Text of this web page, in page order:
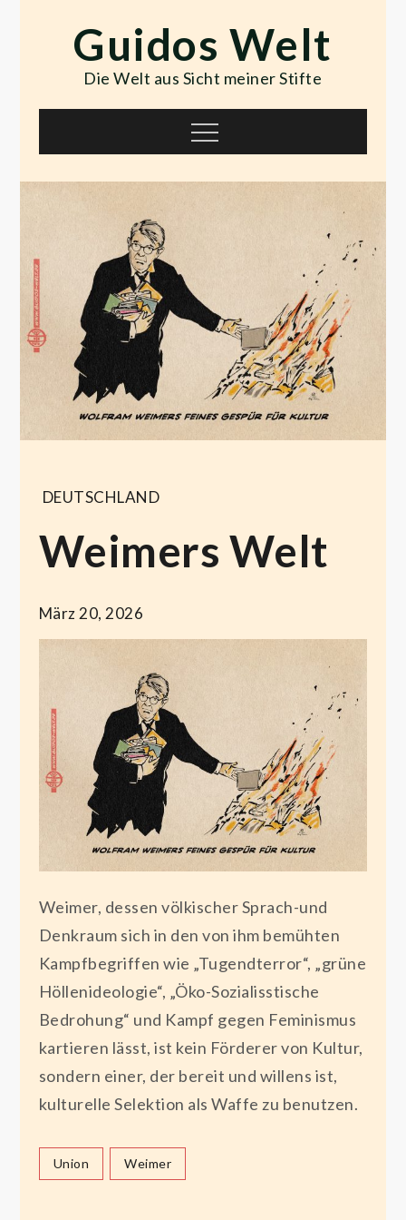
contentGuidos Welt
Die Welt aus Sicht meiner Stifte
Menu
DEUTSCHLAND
Weimers Welt
März 20, 2026
Weimer, dessen völkischer Sprach-und
Denkraum sich in den von ihm bemühten
Kampfbegriffen wie „Tugendterror“, „grüne
Höllenideologie“, „Öko-Sozialisstische
Bedrohung“ und Kampf gegen Feminismus
kartieren lässt, ist kein Förderer von Kultur,
sondern einer, der bereit und willens ist,
kulturelle Selektion als Waffe zu benutzen.
Union Weimer